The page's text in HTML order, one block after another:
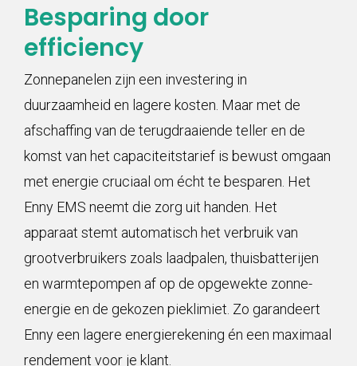
Besparing door
efficiency
Zonnepanelen zijn een investering in
duurzaamheid en lagere kosten. Maar met de
afschaffing van de terugdraaiende teller en de
komst van het capaciteitstarief is bewust omgaan
met energie cruciaal om écht te besparen. Het
Enny EMS neemt die zorg uit handen. Het
apparaat stemt automatisch het verbruik van
grootverbruikers zoals laadpalen, thuisbatterijen
en warmtepompen af op de opgewekte zonne-
energie en de gekozen pieklimiet. Zo garandeert
Enny een lagere energierekening én een maximaal
rendement voor je klant.